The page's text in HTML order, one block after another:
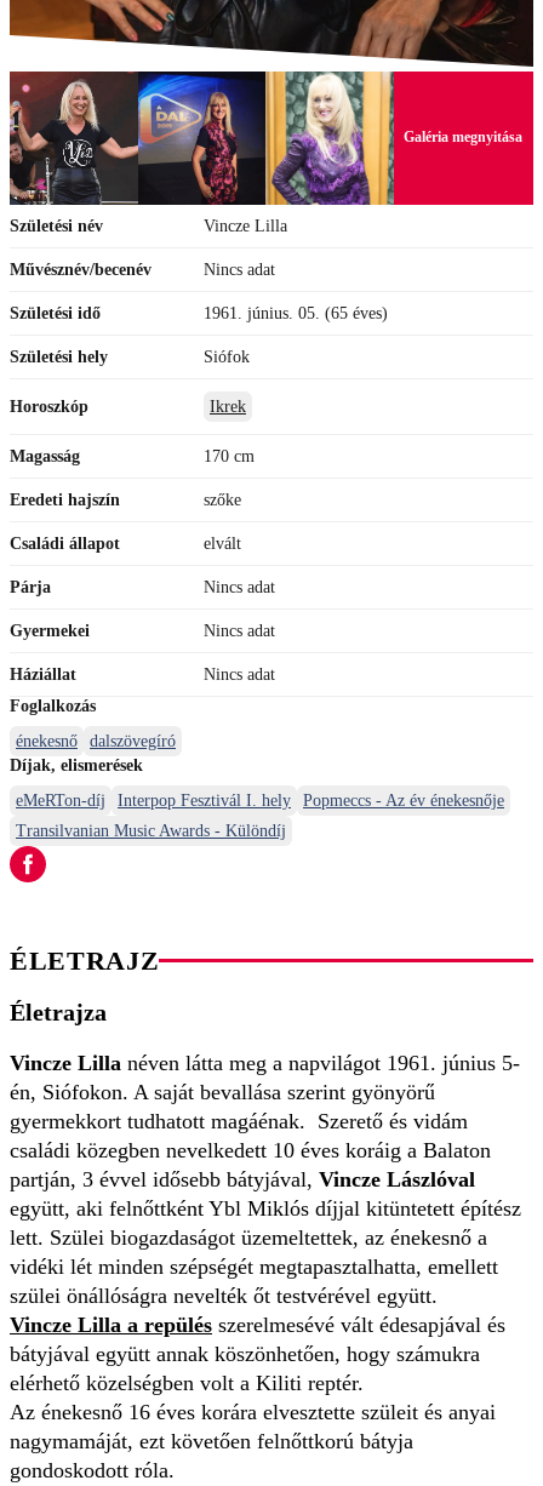
Galéria megnyitása
Születési név Vincze Lilla
Művésznév/becenév Nincs adat
Születési idő 1961. június. 05. (65 éves)
Születési hely Siófok
Horoszkóp Ikrek
Magasság 170 cm
Eredeti hajszín szőke
Családi állapot elvált
Párja Nincs adat
Gyermekei Nincs adat
Háziállat
Nincs adat
Foglalkozás
énekesnő
dalszövegíró
Díjak, elismerések
eMeRTon-díj
Interpop Fesztivál I. hely
Popmeccs - Az év énekesnője
Transilvanian Music Awards - Különdíj
ÉLETRAJZ
Életrajza
Vincze Lilla néven látta meg a napvilágot 1961. június 5-
én, Siófokon. A saját bevallása szerint gyönyörű
gyermekkort tudhatott magáénak. Szerető és vidám
családi közegben nevelkedett 10 éves koráig a Balaton
partján, 3 évvel idősebb bátyjával, Vincze Lászlóval
együtt, aki felnőttként Ybl Miklós díjjal kitüntetett építész
lett. Szülei biogazdaságot üzemeltettek, az énekesnő a
vidéki lét minden szépségét megtapasztalhatta, emellett
szülei önállóságra nevelték őt testvérével együtt.
Vincze Lilla a repülés szerelmesévé vált édesapjával és
bátyjával együtt annak köszönhetően, hogy számukra
elérhető közelségben volt a Kiliti reptér.
Az énekesnő 16 éves korára elvesztette szüleit és anyai
nagymamáját, ezt követően felnőttkorú bátyja
gondoskodott róla.